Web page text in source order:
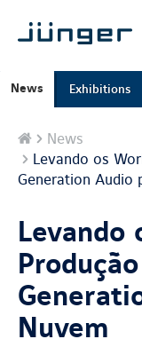
News Exhibitions
Home
News
Levando os
Generation Audio
Levando
Nuvem